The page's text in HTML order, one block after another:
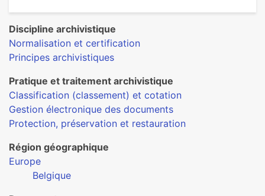
Discipline archivistique
Normalisation et certification
Principes archivistiques
Pratique et traitement archivistique
Classification (classement) et cotation
Gestion électronique des documents
Protection, préservation et restauration
Région géographique
Europe
Belgique